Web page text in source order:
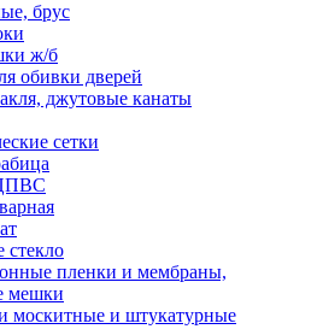
брус
ж/б
обивки дверей
джутовые канаты
сетки
стекло
пленки и мембраны,
мешки
москитные и штукатурные